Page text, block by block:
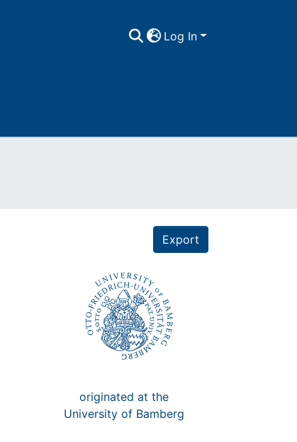
Log In
Export
originated at the
University of Bamberg